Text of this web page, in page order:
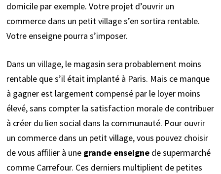
domicile par exemple. Votre projet d’ouvrir un
commerce dans un petit village s’en sortira rentable.
Votre enseigne pourra s’imposer.
Dans un village, le magasin sera probablement moins
rentable que s’il était implanté à Paris. Mais ce manque
à gagner est largement compensé par le loyer moins
élevé, sans compter la satisfaction morale de contribuer
à créer du lien social dans la communauté. Pour ouvrir
un commerce dans un petit village, vous pouvez choisir
de vous affilier à une grande enseignede supermarché
comme Carrefour. Ces derniers multiplient de petites